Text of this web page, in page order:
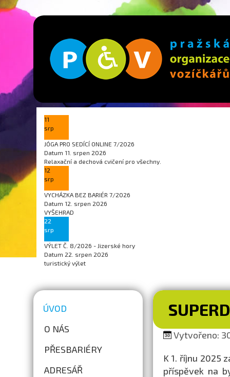
11
srp
JÓGA PRO SEDÍCÍ ONLINE 7/2026
Datum 11. srpen 2026
Relaxační a dechová cvičení pro všechny.
12
srp
VYCHÁZKA BEZ BARIÉR 7/2026
Datum 12. srpen 2026
VYŠEHRAD
22
srp
VÝLET Č. 8/2026 - Jizerské hory
Datum 22. srpen 2026
turistický výlet
ÚVOD
O NÁS
PŘESBARIÉRY
ADRESÁŘ
Vytvořeno:
K 1. říjnu 2025
příspěvek na